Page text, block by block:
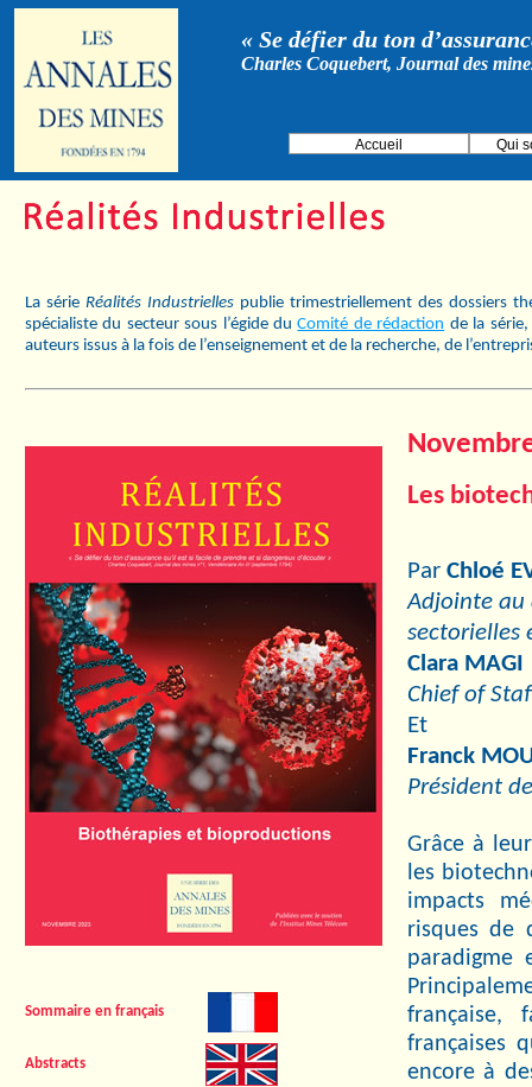
« Se défier du ton
Charles Coquebert, Journal des
Accueil Qui
La série Réalités Industrielles publie trimestriellement des dossiers
spécialiste du secteur sous l’égide duComité de rédaction de la
auteurs issus à la fois de l’enseignement et de la recherche, de
Sommaire en français
Abstracts
Les
Par Chloé
Adjointe au
sectorielles
Clara MAGI
Chief of
Et
Franck
Président
Grâce à
les
impacts
risques de
paradigme
française,
françaises
encore à